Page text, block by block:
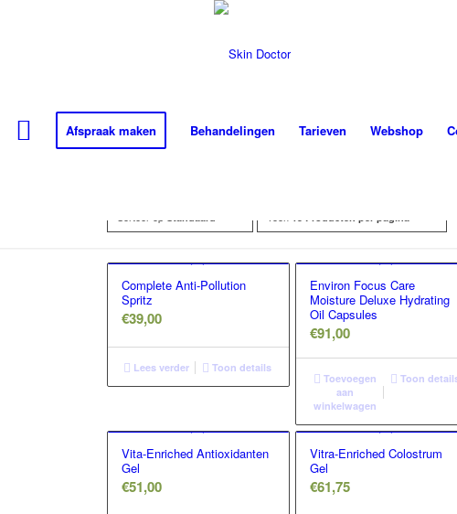
Afspraak maken Behandelingen Tarieven Webshop
Standaard 15 Producten per pagina
Complete Anti-Pollution
Spritz
€39,00
Lees verder Toon details
Environ Focus Care
Moisture Deluxe Hydrating
Oil Capsules
€91,00
Toevoegen
aan
winkelwagen
Toon
Vita-Enriched Antioxidanten
Gel
€51,00
Vitra-Enriched Colostrum
Gel
€61,75